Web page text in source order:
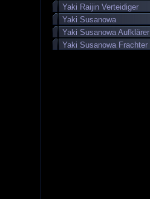
Yaki Raijin Verteidiger
Yaki Susanowa
Yaki Susanowa Aufklärer
Yaki Susanowa Frachter